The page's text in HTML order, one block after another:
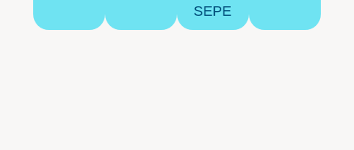
SEPE